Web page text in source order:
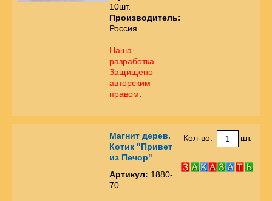
10шт.
Производитель:
Россия
Наша
разработка.
Защищено
авторским
правом
Магнит дерев.
Котик "Привет
из Печор"
Артикул: 1880-
70
Кол-во: шт.